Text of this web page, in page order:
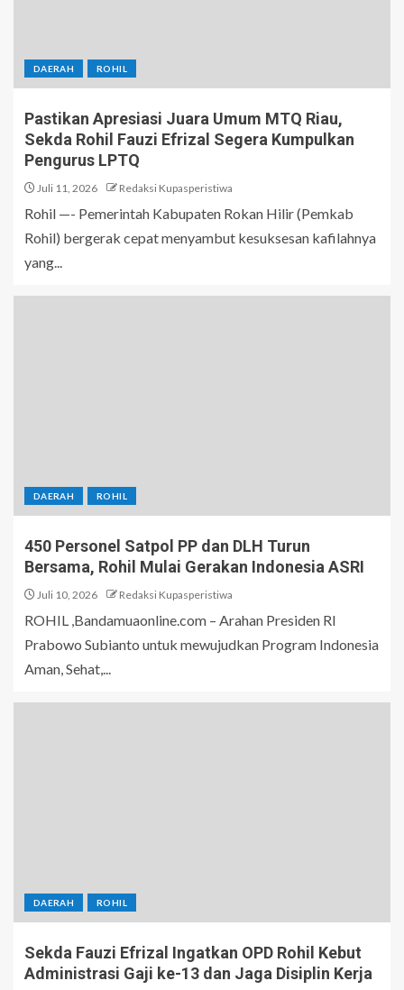
DAERAH ROHIL
Pastikan Apresiasi Juara Umum MTQ Riau,
Sekda Rohil Fauzi Efrizal Segera Kumpulkan
Pengurus LPTQ
Juli 11, 2026 Redaksi Kupasperistiwa
Rohil —- Pemerintah Kabupaten Rokan Hilir (Pemkab
Rohil) bergerak cepat menyambut kesuksesan kafilahnya
yang...
DAERAH ROHIL
450 Personel Satpol PP dan DLH Turun
Bersama, Rohil Mulai Gerakan Indonesia ASRI
Juli 10, 2026 Redaksi Kupasperistiwa
ROHIL ,Bandamuaonline.com – Arahan Presiden RI
Prabowo Subianto untuk mewujudkan Program Indonesia
Aman, Sehat,...
DAERAH ROHIL
Sekda Fauzi Efrizal Ingatkan OPD Rohil Kebut
Administrasi Gaji ke-13 dan Jaga Disiplin Kerja